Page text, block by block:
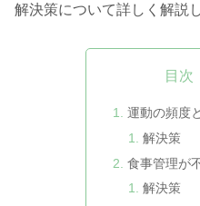
解決策について詳しく解説
目次
運動の頻度
解決策
食事管理が
解決策